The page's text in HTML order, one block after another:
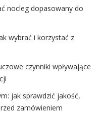
nocleg dopasowany do
wybrać i korzystać z
czynniki wpływające
jak sprawdzić jakość,
zamówieniem